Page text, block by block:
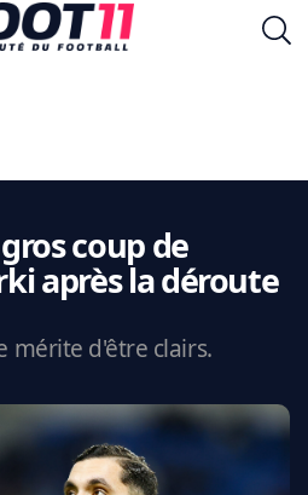
coup de
après la déroute
mérite d'être clairs.